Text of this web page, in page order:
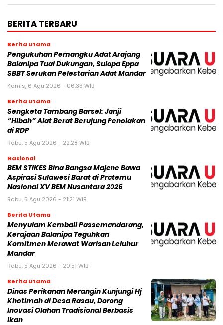
BERITA TERBARU
Berita Utama
Pengukuhan Pemangku Adat Arajang
Balanipa Tuai Dukungan, Sulapa Eppa
SBBT Serukan Pelestarian Adat Mandar
Kamis, 6 Agu 2026 - 06:33 WIB
Berita Utama
Sengketa Tambang Barsel: Janji
“Hibah” Alat Berat Berujung Penolakan
di RDP
Rabu, 5 Agu 2026 - 22:28 WIB
Nasional
BEM STIKES Bina Bangsa Majene Bawa
Aspirasi Sulawesi Barat di Pratemu
Nasional XV BEM Nusantara 2026
Rabu, 5 Agu 2026 - 21:21 WIB
Berita Utama
Menyulam Kembali Passemandarang,
Kerajaan Balanipa Teguhkan
Komitmen Merawat Warisan Leluhur
Mandar
Rabu, 5 Agu 2026 - 20:51 WIB
Berita Utama
Dinas Perikanan Merangin Kunjungi Hj
Khotimah di Desa Rasau, Dorong
Inovasi Olahan Tradisional Berbasis
Ikan